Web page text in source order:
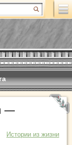
—
Истории из жизни